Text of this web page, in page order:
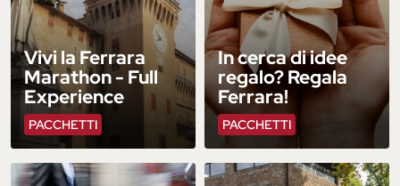
PACCHETTI
Vivi la Ferrara
Marathon - Full
Experience
PACCHETTI
In cerca di idee
regalo? Regala
Ferrara!